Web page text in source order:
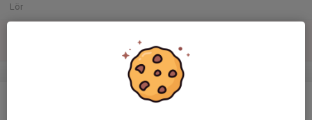
Lör
v.47